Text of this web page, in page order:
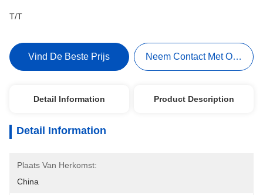
T/T
Vind De Beste Prijs Neem Contact Met Ons Op
Detail Information Product Description
Detail Information
Plaats Van Herkomst:
China